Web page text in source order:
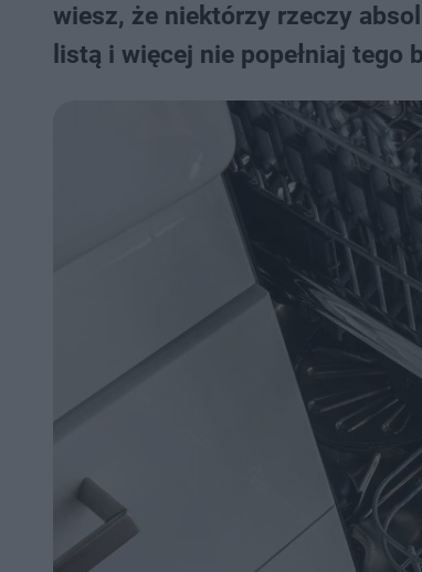
wiesz, że niektórzy rzeczy
listą i więcej nie popełniaj tego